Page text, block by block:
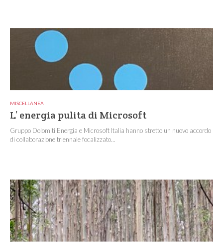
MISCELLANEA
L’ energia pulita di Microsoft
Gruppo Dolomiti Energia e Microsoft Italia hanno stretto un nuovo accordo
di collaborazione triennale focalizzato...